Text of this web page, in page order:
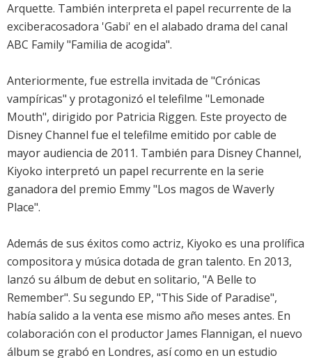
Arquette. También interpreta el papel recurrente de la
exciberacosadora 'Gabi' en el alabado drama del canal
ABC Family "Familia de acogida".
Anteriormente, fue estrella invitada de "Crónicas
vampíricas" y protagonizó el telefilme "Lemonade
Mouth", dirigido por Patricia Riggen. Este proyecto de
Disney Channel fue el telefilme emitido por cable de
mayor audiencia de 2011. También para Disney Channel,
Kiyoko interpretó un papel recurrente en la serie
ganadora del premio Emmy "Los magos de Waverly
Place".
Además de sus éxitos como actriz, Kiyoko es una prolífica
compositora y música dotada de gran talento. En 2013,
lanzó su álbum de debut en solitario, "A Belle to
Remember". Su segundo EP, "This Side of Paradise",
había salido a la venta ese mismo año meses antes. En
colaboración con el productor James Flannigan, el nuevo
álbum se grabó en Londres, así como en un estudio